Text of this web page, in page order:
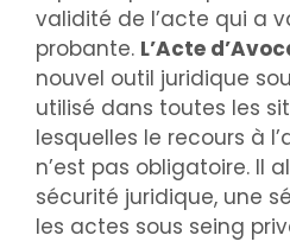
validité de l’acte qui a
probante. L’Acte
nouvel outil juridique
utilisé dans toutes les
lesquelles le recours à
n’est pas obligatoire. Il
sécurité juridique, une
les actes sous seing